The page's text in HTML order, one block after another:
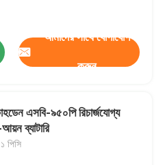
আমাদের সাথে যোগাযোগ
করুন
এসবি-৯৫০পি রিচার্জযোগ্য
আয়ন ব্যাটারি
পিসি